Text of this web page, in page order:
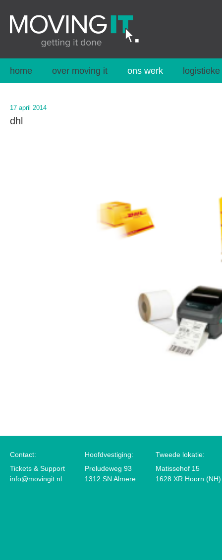
home over moving it ons werk
17 april 2014
dhl
Contact:
Tickets & Support
info@movingit.nl
Hoofdvestiging:
Preludeweg 93
1312 SN Almere
Tweede lokatie:
Matissehof 15
1628 XR Hoorn (NH)